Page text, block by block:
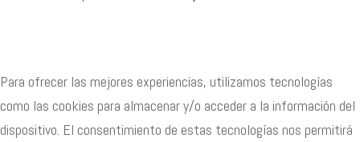
Para ofrecer las mejores experiencias, utilizamos tecnologías
como las cookies para almacenar y/o acceder a la información del
dispositivo. El consentimiento de estas tecnologías nos permitirá